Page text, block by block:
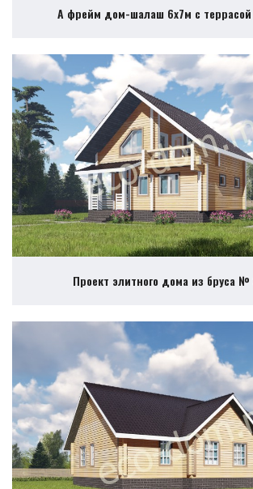
А фрейм дом-шалаш 6х7м с
Проект элитного дома из бруса